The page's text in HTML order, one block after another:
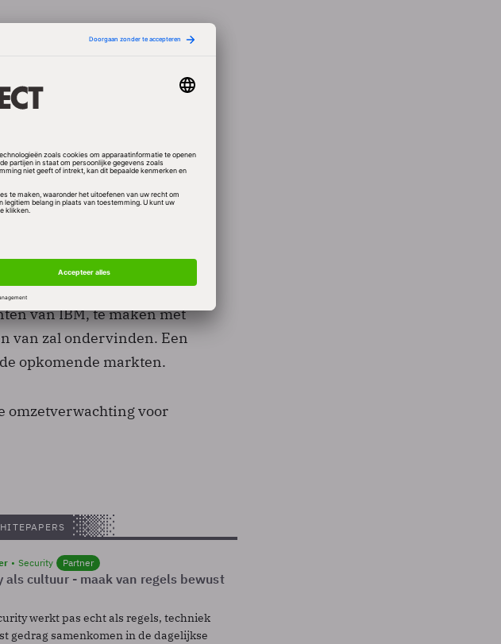
26,2 miljard dollar, een
een jaar geleden. In
omzetgroei. Die kwam
India en China.
, vooral door
niet rooskleuring uit,
sector en de
van IBM, te maken met
van zal ondervinden. Een
opkomende markten.
omzetverwachting voor
Security Partner
als cultuur - maak van regels bewust
werkt pas echt als regels, techniek
gedrag samenkomen in de dagelijkse